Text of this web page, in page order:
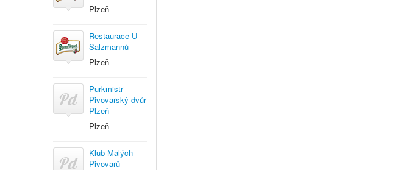
Plzeň
Restaurace U
Salzmannů
Plzeň
Purkmistr -
Pivovarský dvůr
Plzeň
Plzeň
Klub Malých
Pivovarů